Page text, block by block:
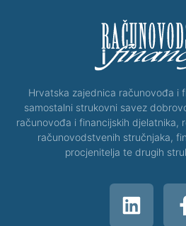
Hrvatska zajednica računovođa i
samostalni strukovni savez
računovođa i financijskih djelatnika,
računovodstvenih stručnjaka,
procjenitelja te drugih